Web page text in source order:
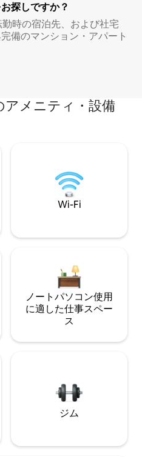
探しですか？
時の宿泊先、および社宅
備のマンション・アパート
アメニティ・設備
Wi-Fi
ノートパソコン使用
に適した仕事スペー
ス
ジム